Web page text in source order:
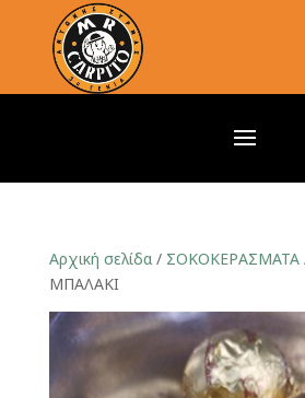
Αρχική σελίδα/ ΣΟΚΟΚΕΡΑΣΜΑΤΑ
ΜΠΑΛΑΚΙ